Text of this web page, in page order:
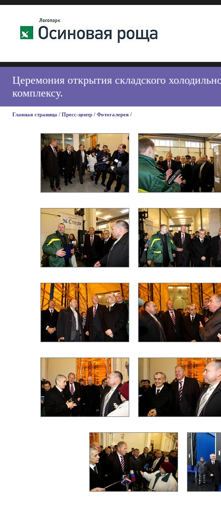
Церемония открытия складского
комплексу.
Главная страница / Пресс-центр / Фотогалерея /